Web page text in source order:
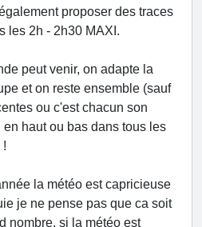
proposer des traces
les 2h - 2h30 MAXI.
peut venir, on adapte la
et on reste ensemble (sauf
ou c'est chacun son
haut ou bas dans tous les
!
la météo est capricieuse
je ne pense pas que ca soit
nombre, si la météo est